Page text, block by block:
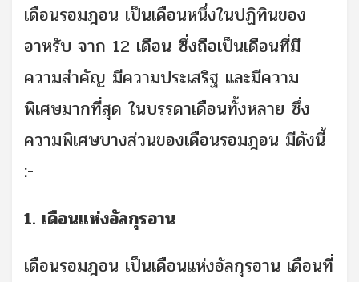
เดือนรอมฎอน เป็นเดือนหนึ่งในปฏิทินของ
อาหรับ จาก 12 เดือน ซึ่งถือเป็นเดือนที่มี
ความสำคัญ มีความประเสริฐ และมีความ
พิเศษมากที่สุด ในบรรดาเดือนทั้งหลาย ซึ่ง
ความพิเศษบางส่วนของเดือนรอมฎอน มีดังนี้
:-
1. เดือนแห่งอัลกุรอาน
เดือนรอมฎอน เป็นเดือนแห่งอัลกุรอาน เดือนที่